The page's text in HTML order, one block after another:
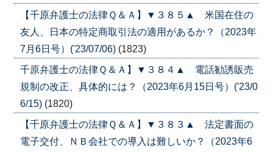
【千原弁護士の法律Ｑ＆Ａ】▼３８５▲ 米国在住の
友人、日本の特定商取引法の適用があるか？（2023年
7月6日号）('23/07/06) (1823)
千原弁護士の法律Ｑ＆Ａ】▼３８４▲ 電話勧誘販売
規制の改正、具体的には？（2023年6月15日号）('23/0
6/15) (1820)
【千原弁護士の法律Ｑ＆Ａ】▼３８３▲ 法定書面の
電子交付、ＮＢ会社での導入は難しいか？（2023年6